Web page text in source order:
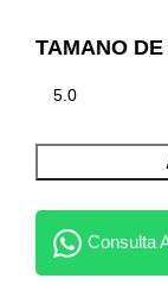
TAMANO
Consulta